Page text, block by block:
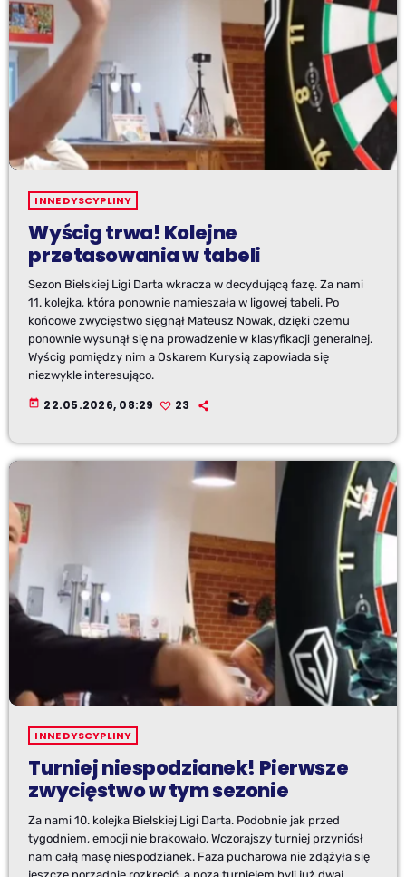
INNE DYSCYPLINY
Wyścig trwa! Kolejne
przetasowania w tabeli
Sezon Bielskiej Ligi Darta wkracza w decydującą fazę. Za nami
11. kolejka, która ponownie namieszała w ligowej tabeli. Po
końcowe zwycięstwo sięgnął Mateusz Nowak, dzięki czemu
ponownie wysunął się na prowadzenie w klasyfikacji generalnej.
Wyścig pomiędzy nim a Oskarem Kurysią zapowiada się
niezwykle interesująco.
today 22.05.2026, 08:29 23
INNE DYSCYPLINY
Turniej niespodzianek! Pierwsze
zwycięstwo w tym sezonie
Za nami 10. kolejka Bielskiej Ligi Darta. Podobnie jak przed
tygodniem, emocji nie brakowało. Wczorajszy turniej przyniósł
nam całą masę niespodzianek. Faza pucharowa nie zdążyła się